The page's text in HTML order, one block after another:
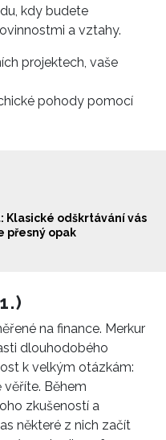
kdy budete
a vztahy.
projektech, vaše
pohody pomocí
Klasické odškrtávání vás
přesný opak
na finance. Merkur
dlouhodobého
k velkým otázkám:
Během
zkušeností a
některé z nich začít